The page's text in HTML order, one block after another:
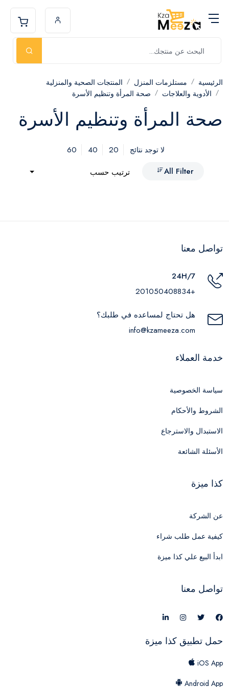
الرئيسية مستلزمات المنزل
المنتجات الصحية والمنزلية
الأدوية والعلاجات
صحة المرأة وتنظيم الأسرة
صحة المرأة وتنظيم الأسرة
لا توجد نتائج 20
40
60
All Filter
ترتيب حسب
تواصل معنا
24H/7
+201050408834
هل تحتاج لمساعده في طلبك؟
info@kzameeza.com
خدمة العملاء
سياسة الخصوصية
الشروط والأحكام
الاستبدال والاسترجاع
الأسئلة الشائعة
كذا ميزة
عن الشركة
كيفية عمل طلب شراء
ابدأ البيع علي كذا ميزة
تواصل معنا
حمل تطبيق كذا ميزة
iOS App
Android App